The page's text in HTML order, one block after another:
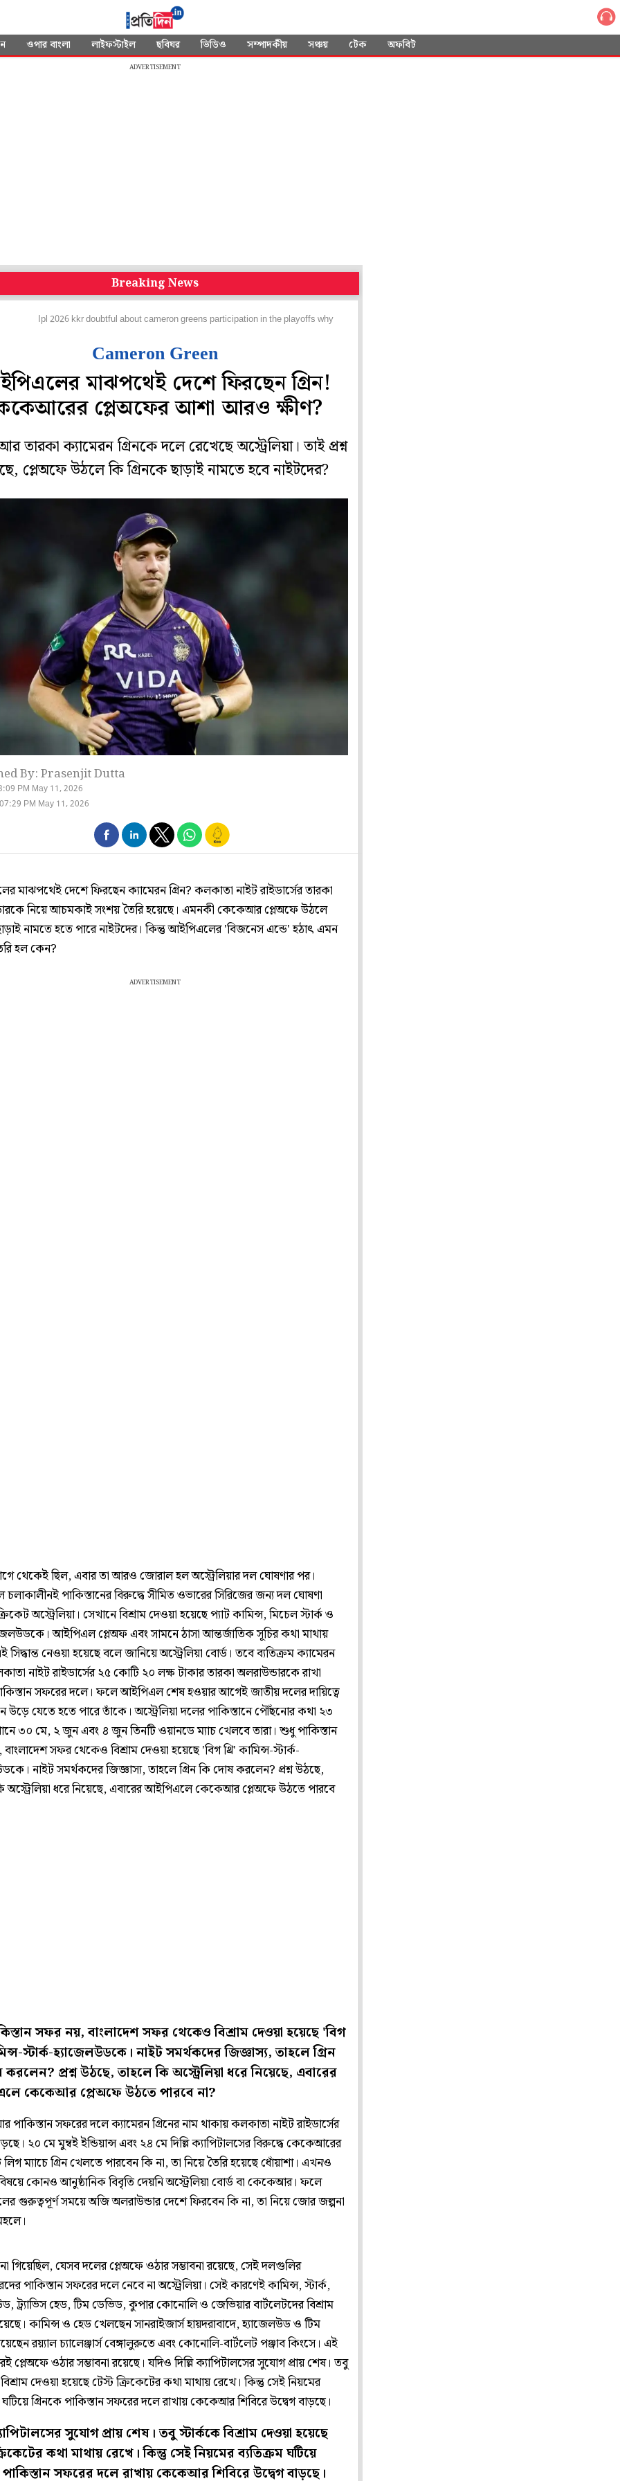
ওপার বাংলা লাইফস্টাইল ছবিঘর ভিডিও সম্পাদকীয় সঞ্চয় টেক অফবিট
ADVERTISEMENT
Breaking News
Ipl 2026 kkr doubtful about cameron greens participation in the playoffs why
Cameron Green
মাঝপথেই দেশে ফিরছেন গ্রিন!
প্লেঅফের আশা আরও ক্ষীণ?
তারকা ক্যামেরন গ্রিনকে দলে রেখেছে অস্ট্রেলিয়া। তাই প্রশ্ন
প্লেঅফে উঠলে কি গ্রিনকে ছাড়াই নামতে হবে নাইটদের?
By: Prasenjit Dutta
PM May 11, 2026
PM May 11, 2026
মাঝপথেই দেশে ফিরছেন ক্যামেরন গ্রিন? কলকাতা নাইট রাইডার্সের তারকা
নিয়ে আচমকাই সংশয় তৈরি হয়েছে। এমনকী কেকেআর প্লেঅফে উঠলে
নামতে হতে পারে নাইটদের। কিন্তু আইপিএলের 'বিজনেস এন্ডে' হঠাৎ এমন
হল কেন?
ADVERTISEMENT
থেকেই ছিল, এবার তা আরও জোরাল হল অস্ট্রেলিয়ার দল ঘোষণার পর।
পাকিস্তানের বিরুদ্ধে সীমিত ওভারের সিরিজের জন্য দল ঘোষণা
অস্ট্রেলিয়া। সেখানে বিশ্রাম দেওয়া হয়েছে প্যাট কামিন্স, মিচেল স্টার্ক ও
আইপিএল প্লেঅফ এবং সামনে ঠাসা আন্তর্জাতিক সূচির কথা মাথায়
সিদ্ধান্ত নেওয়া হয়েছে বলে জানিয়ে অস্ট্রেলিয়া বোর্ড। তবে ব্যতিক্রম ক্যামেরন
নাইট রাইডার্সের ২৫ কোটি ২০ লক্ষ টাকার তারকা অলরাউন্ডারকে রাখা
সফরের দলে। ফলে আইপিএল শেষ হওয়ার আগেই জাতীয় দলের দায়িত্বে
উড়ে যেতে হতে পারে তাঁকে। অস্ট্রেলিয়া দলের পাকিস্তানে পৌঁছনোর কথা ২৩
৩০ মে, ২ জুন এবং ৪ জুন তিনটি ওয়ানডে ম্যাচ খেলবে তারা। শুধু পাকিস্তান
সফর থেকেও বিশ্রাম দেওয়া হয়েছে 'বিগ থ্রি' কামিন্স-স্টার্ক-
নাইট সমর্থকদের জিজ্ঞাস্য, তাহলে গ্রিন কি দোষ করলেন? প্রশ্ন উঠছে,
অস্ট্রেলিয়া ধরে নিয়েছে, এবারের আইপিএলে কেকেআর প্লেঅফে উঠতে পারবে
সফর নয়, বাংলাদেশ সফর থেকেও বিশ্রাম দেওয়া হয়েছে 'বিগ
স্টার্ক-হ্যাজেলউডকে। নাইট সমর্থকদের জিজ্ঞাস্য, তাহলে গ্রিন
প্রশ্ন উঠছে, তাহলে কি অস্ট্রেলিয়া ধরে নিয়েছে, এবারের
কেকেআর প্লেঅফে উঠতে পারবে না?
পাকিস্তান সফরের দলে ক্যামেরন গ্রিনের নাম থাকায় কলকাতা নাইট রাইডার্সের
২০ মে মুম্বই ইন্ডিয়ান্স এবং ২৪ মে দিল্লি ক্যাপিটালসের বিরুদ্ধে কেকেআরের
লিগ ম্যাচে গ্রিন খেলতে পারবেন কি না, তা নিয়ে তৈরি হয়েছে ধোঁয়াশা। এখনও
কোনও আনুষ্ঠানিক বিবৃতি দেয়নি অস্ট্রেলিয়া বোর্ড বা কেকেআর। ফলে
গুরুত্বপূর্ণ সময়ে অজি অলরাউন্ডার দেশে ফিরবেন কি না, তা নিয়ে জোর জল্পনা
গিয়েছিল, যেসব দলের প্লেঅফে ওঠার সম্ভাবনা রয়েছে, সেই দলগুলির
পাকিস্তান সফরের দলে নেবে না অস্ট্রেলিয়া। সেই কারণেই কামিন্স, স্টার্ক,
ট্র্যাভিস হেড, টিম ডেভিড, কুপার কোনোলি ও জেভিয়ার বার্টলেটদের বিশ্রাম
কামিন্স ও হেড খেলছেন সানরাইজার্স হায়দরাবাদে, হ্যাজেলউড ও টিম
রয়্যাল চ্যালেঞ্জার্স বেঙ্গালুরুতে এবং কোনোলি-বার্টলেট পঞ্জাব কিংসে। এই
প্লেঅফে ওঠার সম্ভাবনা রয়েছে। যদিও দিল্লি ক্যাপিটালসের সুযোগ প্রায় শেষ। তবু
দেওয়া হয়েছে টেস্ট ক্রিকেটের কথা মাথায় রেখে। কিন্তু সেই নিয়মের
গ্রিনকে পাকিস্তান সফরের দলে রাখায় কেকেআর শিবিরে উদ্বেগ বাড়ছে।
সুযোগ প্রায় শেষ। তবু স্টার্ককে বিশ্রাম দেওয়া হয়েছে
কথা মাথায় রেখে। কিন্তু সেই নিয়মের ব্যতিক্রম ঘটিয়ে
পাকিস্তান সফরের দলে রাখায় কেকেআর শিবিরে উদ্বেগ বাড়ছে।